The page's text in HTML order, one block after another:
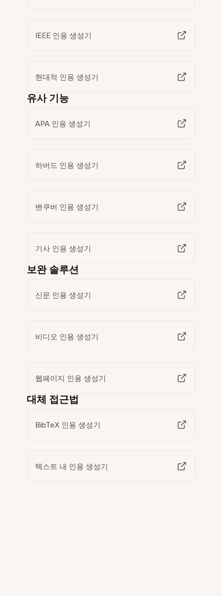
IEEE 인용 생성기
현대적 인용 생성기
유사 기능
APA 인용 생성기
하버드 인용 생성기
밴쿠버 인용 생성기
기사 인용 생성기
보완 솔루션
신문 인용 생성기
비디오 인용 생성기
웹페이지 인용 생성기
대체 접근법
BibTeX 인용 생성기
텍스트 내 인용 생성기